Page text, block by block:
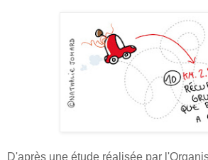
D'après une étude réalisée par